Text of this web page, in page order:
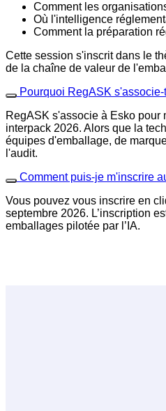
Comment les
Où l'intelligence
Comment la préparation
Cette session s'inscrit dans le
de la chaîne de valeur de
Pourquoi RegASK
RegASK s'associe à Esko pour
interpack 2026. Alors que la
équipes d'emballage, de
l'audit.
Comment puis-je m'inscrire
Vous pouvez vous inscrire en
septembre 2026. L’inscription
emballages pilotée par l’IA.